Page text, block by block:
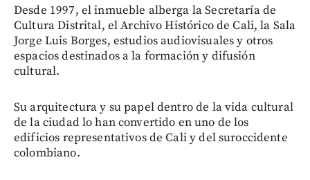
Desde 1997, el inmueble alberga la Secretaría de
Cultura Distrital, el Archivo Histórico de Cali, la Sala
Jorge Luis Borges, estudios audiovisuales y otros
espacios destinados a la formación y difusión
cultural.
Su arquitectura y su papel dentro de la vida cultural
de la ciudad lo han convertido en uno de los
edificios representativos de Cali y del suroccidente
colombiano.